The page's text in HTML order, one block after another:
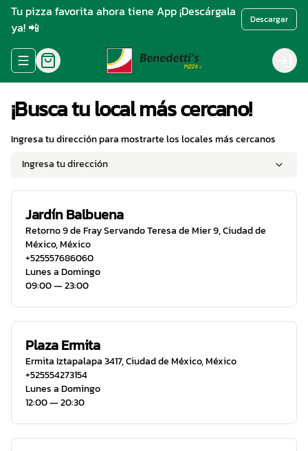
Tu pizza favorita ahora tiene App ¡Descárgala
ya! 📲
Descargar
Abrir menu de navegación Login
¡Busca tu local más cercano!
Ingresa tu dirección para mostrarte los locales más cercanos
Ingresa tu dirección
Jardín Balbuena
Retorno 9 de Fray Servando Teresa de Mier 9,Ciudad de
México,México
+525557686060
Lunes a Domingo
09:00 ― 23:00
Plaza Ermita
Ermita Iztapalapa 3417,Ciudad de México,México
+525554273154
Lunes a Domingo
12:00 ― 20:30